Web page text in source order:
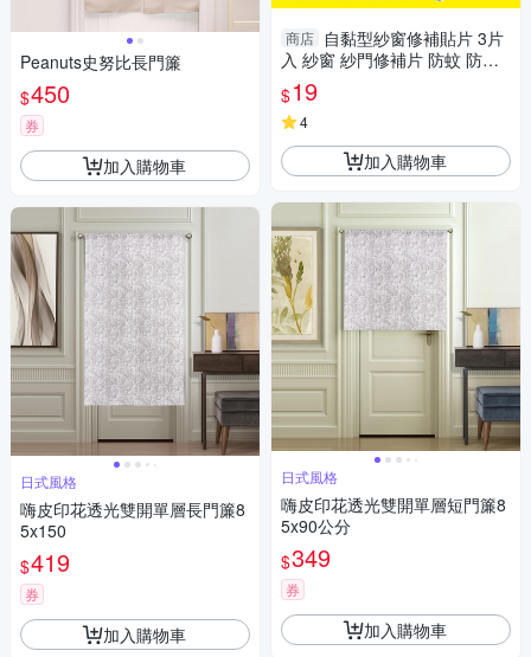
Peanuts史努比長門簾
$450
券
加入購物車
日式風格
嗨皮印花透光雙開單層長門簾8
5x150
$419
券
加入購物車
商店 自黏型紗窗修補貼片 3片
入 紗窗 紗門修補片 防蚊 防蟲
Loxin
$19
4
加入購物車
日式風格
嗨皮印花透光雙開單層短門簾8
5x90公分
$349
券
加入購物車